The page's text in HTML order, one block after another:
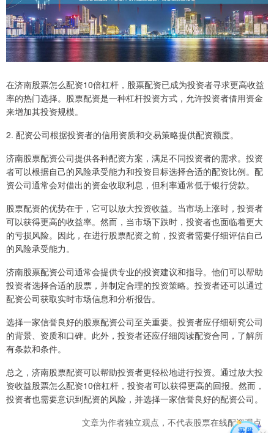
在济南股票怎么配资10倍杠杆，股票配资已成为投资者寻求更高收益
率的热门选择。股票配资是一种杠杆投资方式，允许投资者借用资金
来增加其投资规模。
2. 配资公司根据投资者的信用资质和交易策略提供配资额度。
济南股票配资公司提供各种配资方案，满足不同投资者的需求。投资
者可以根据自己的风险承受能力和投资目标选择合适的配资比例。配
资公司通常会对借出的资金收取利息，但利率通常低于银行贷款。
股票配资的优势在于，它可以放大投资收益。当市场上涨时，投资者
可以获得更高的收益率。然而，当市场下跌时，投资者也面临着更大
的亏损风险。因此，在进行股票配资之前，投资者需要仔细评估自己
的风险承受能力。
济南股票配资公司通常会提供专业的投资建议和指导。他们可以帮助
投资者选择合适的股票，并制定合理的投资策略。投资者还可以通过
配资公司获取实时市场信息和分析报告。
选择一家信誉良好的股票配资公司至关重要。投资者应仔细研究公司
的背景、资质和口碑。此外，投资者还应仔细阅读配资合同，了解所
有条款和条件。
总之，济南股票配资可以帮助投资者更轻松地进行投资。通过放大投
资收益股票怎么配资10倍杠杆，投资者可以获得更高的回报。然而，
投资者也需要意识到配资的风险，并选择一家信誉良好的配资公司。
文章为作者独立观点，不代表股票在线配资观点